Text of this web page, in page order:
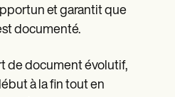
et garantit que
documenté.
de document évolutif,
à la fin tout en